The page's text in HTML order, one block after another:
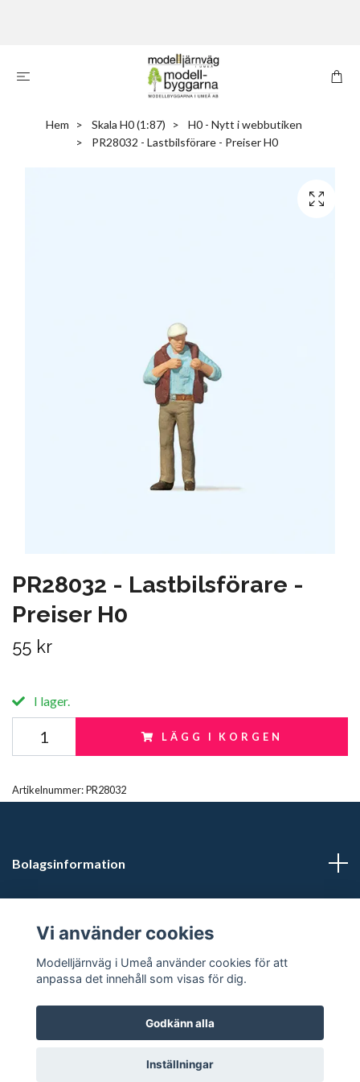
Hem Skala H0 (1:87)
H0 - Nytt i webbutiken
PR28032 - Lastbilsförare - Preiser H0
PR28032 - Lastbilsförare -
Preiser H0
55 kr
I lager.
LÄGG I KORGEN
Artikelnummer:PR28032
Bolagsinformation
Butikstider: Vardagar kl 12.00-15.00. Övrig tid efter
överenskommelse.
© 2026 Modelljärnväg i Umeå
Vi använder cookies
Modelljärnväg i Umeå använder cookies för att
anpassa det innehåll som visas för dig.
Godkänn alla
Inställningar